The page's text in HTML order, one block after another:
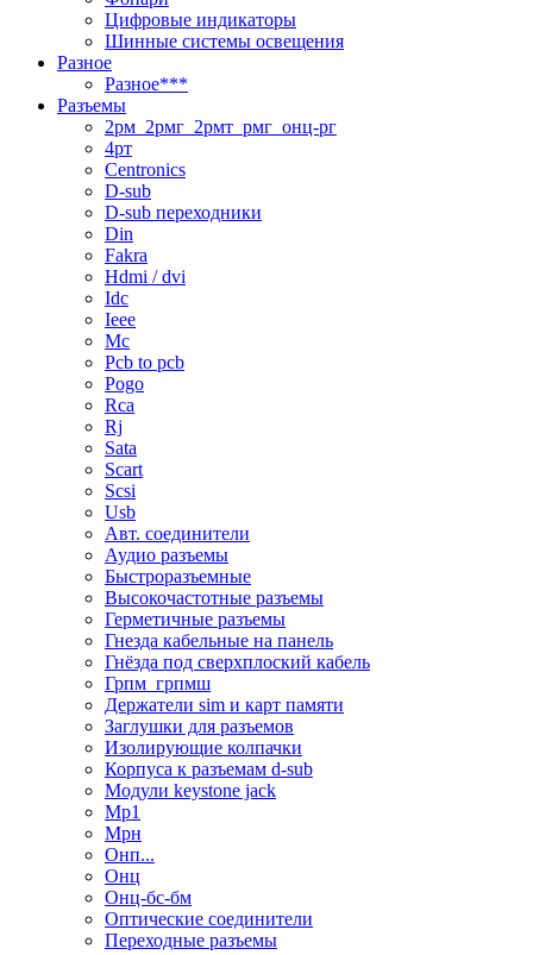
Цифровые индикаторы
Шинные системы освещения
Разное
Разное***
Разъемы
2рм_2рмг_2рмт_рмг_онц-рг
4рт
Centronics
D-sub
D-sub переходники
Din
Fakra
Hdmi / dvi
Idc
Ieee
Mc
Pcb to pcb
Pogo
Rca
Rj
Sata
Scart
Scsi
Usb
Авт. соединители
Аудио разъемы
Быстроразъемные
Высокочастотные разъемы
Герметичные разъемы
Гнезда кабельные на панель
Гнёзда под сверхплоский кабель
Грпм_грпмш
Держатели sim и карт памяти
Заглушки для разъемов
Изолирующие колпачки
Корпуса к разъемам d-sub
Модули keystone jack
Мр1
Мрн
Онп...
Онц
Онц-бс-бм
Оптические соединители
Переходные разъемы